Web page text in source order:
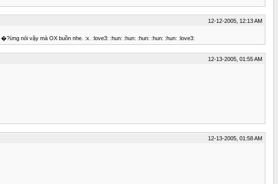
12-12-2005, 12:13 AM
nói vậy mà OX buồn nhe. :x. :love3: :hun: :hun: :hun: :hun: :hun: :love3:
12-13-2005, 01:55 AM
12-13-2005, 01:58 AM